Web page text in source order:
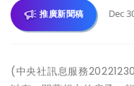
推廣新聞稿 Dec
(中央社訊息服務